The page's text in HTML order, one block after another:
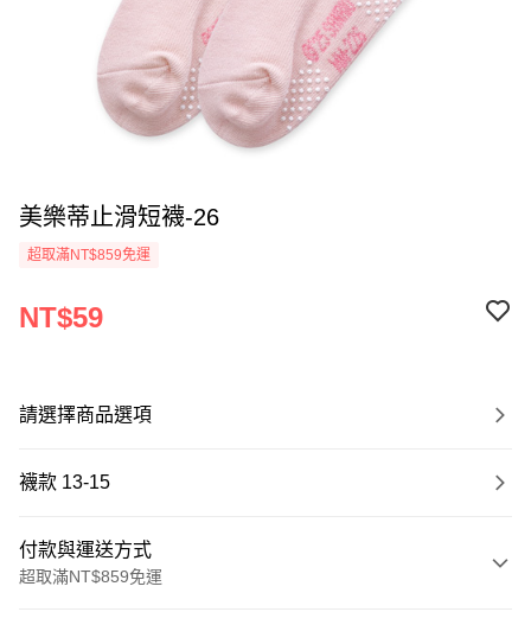
美樂蒂止滑短襪-26
超取滿NT$859免運
NT$59
請選擇商品選項
襪款 13-15
付款與運送方式
超取滿NT$859免運